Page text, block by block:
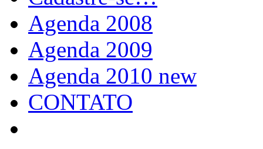
Agenda 2008
Agenda 2009
Agenda 2010 new
CONTATO